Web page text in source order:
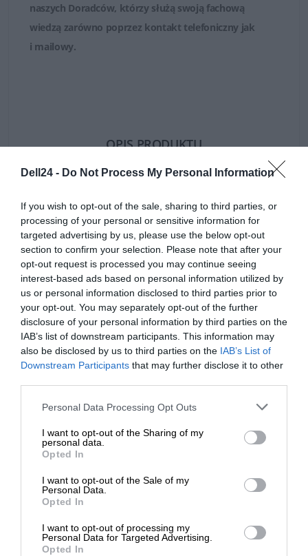
Dell24 - Do Not Process My Personal Information
If you wish to opt-out of the sale, sharing to third parties, or
processing of your personal or sensitive information for
targeted advertising by us, please use the below opt-out
section to confirm your selection. Please note that after your
opt-out request is processed you may continue seeing
interest-based ads based on personal information utilized by
us or personal information disclosed to third parties prior to
your opt-out. You may separately opt-out of the further
disclosure of your personal information by third parties on the
IAB’s list of downstream participants. This information may
also be disclosed by us to third parties on the IAB’s List of
Downstream Participants that may further disclose it to other
Personal Data Processing Opt Outs
I want to opt-out of the Sharing of my
personal data.
Opted In
I want to opt-out of the Sale of my
Personal Data.
Opted In
I want to opt-out of processing my
Personal Data for Targeted Advertising.
Opted In
naszych Doradców, którzy służą swoją fachową
wiedzą zarówno poprzez kontakt telefoniczny jak
i mailowy.
OPIS PRODUKTU
SPECYFIKACJA
Czas realizacji zamówienia:5-14 dni.
Inspiron 14 5000 (5410)
Inspiron 14 7000 (7415) 2-in-1
Inspiron 15 (3521)
Inspiron 15 3000 (3515)
Inspiron 15 3000 (3525)